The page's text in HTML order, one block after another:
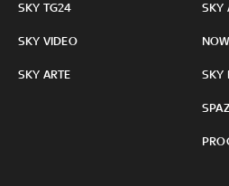
SKY TG24
SKY VIDEO
SKY ARTE
SKY
NOW
SKY